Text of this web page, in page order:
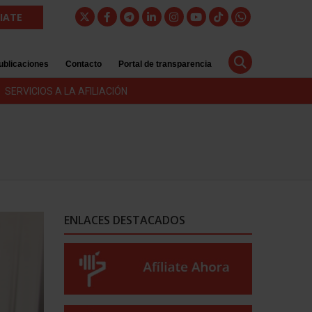
Contacto Portal de transparencia
SERVICIOS A LA AFILIACIÓN
ENLACES DESTACADOS